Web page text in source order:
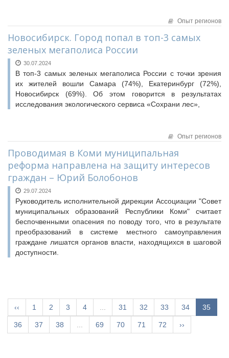
Опыт регионов
Новосибирск. Город попал в топ-3 самых
зеленых мегаполисa России
30.07.2024
В топ-3 самых зеленых мегаполиса России с точки зрения
их жителей вошли Самара (74%), Екатеринбург (72%),
Новосибирск (69%). Об этом говорится в результатах
исследования экологического сервиса «Сохрани лес»,
Опыт регионов
Проводимая в Коми муниципальная
реформа направлена на защиту интересов
граждан – Юрий Болобонов
29.07.2024
Руководитель исполнительной дирекции Ассоциации "Совет
муниципальных образований Республики Коми" считает
беспочвенными опасения по поводу того, что в результате
преобразований в системе местного самоуправления
граждане лишатся органов власти, находящихся в шаговой
доступности.
‹‹ 1 2 3 4 31 32 33 34 35
36 37 38 69 70 71 72 ››